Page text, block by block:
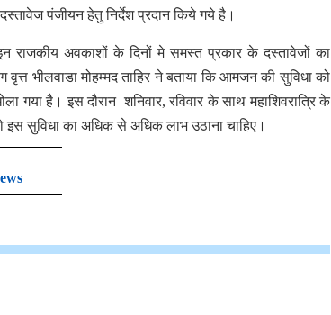
पंजीयन हेतु निर्देश प्रदान किये गये है।
राजकीय अवकाशों के दिनों मे समस्त प्रकार के दस्तावेजों का
भीलवाडा मोहम्मद ताहिर ने बताया कि आमजन की सुविधा को
गया है। इस दौरान शनिवार, रविवार के साथ महाशिवरात्रि के
इस सुविधा का अधिक से अधिक लाभ उठाना चाहिए।